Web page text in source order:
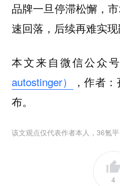
品牌一旦停滞松懈，
速回落，后续再难实现
本文来自微信公众号
autostinger）
，作者
布。
该文观点仅代表作者本人，36氪
4